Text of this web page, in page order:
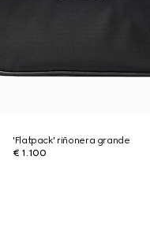
'Flatpack' riñonera grande
€ 1.100